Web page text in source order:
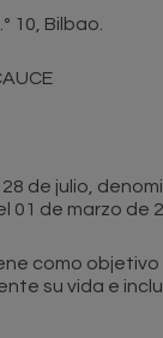
10, Bilbao.
de julio,
de marzo de
como
su vida e